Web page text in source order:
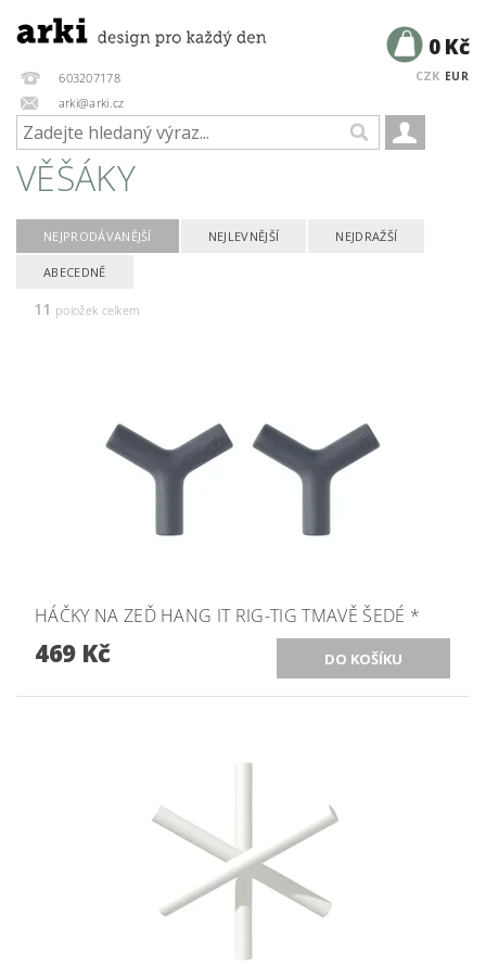
603207178
arki@arki.cz
CZK EUR
0 Kč
VĚŠÁKY
NEJPRODÁVANĚJŠÍ NEJLEVNĚJŠÍ NEJDRAŽŠÍ
ABECEDNĚ
11 položek celkem
HÁČKY NA ZEĎ HANG IT RIG-TIG TMAVĚ ŠEDÉ *
469 Kč